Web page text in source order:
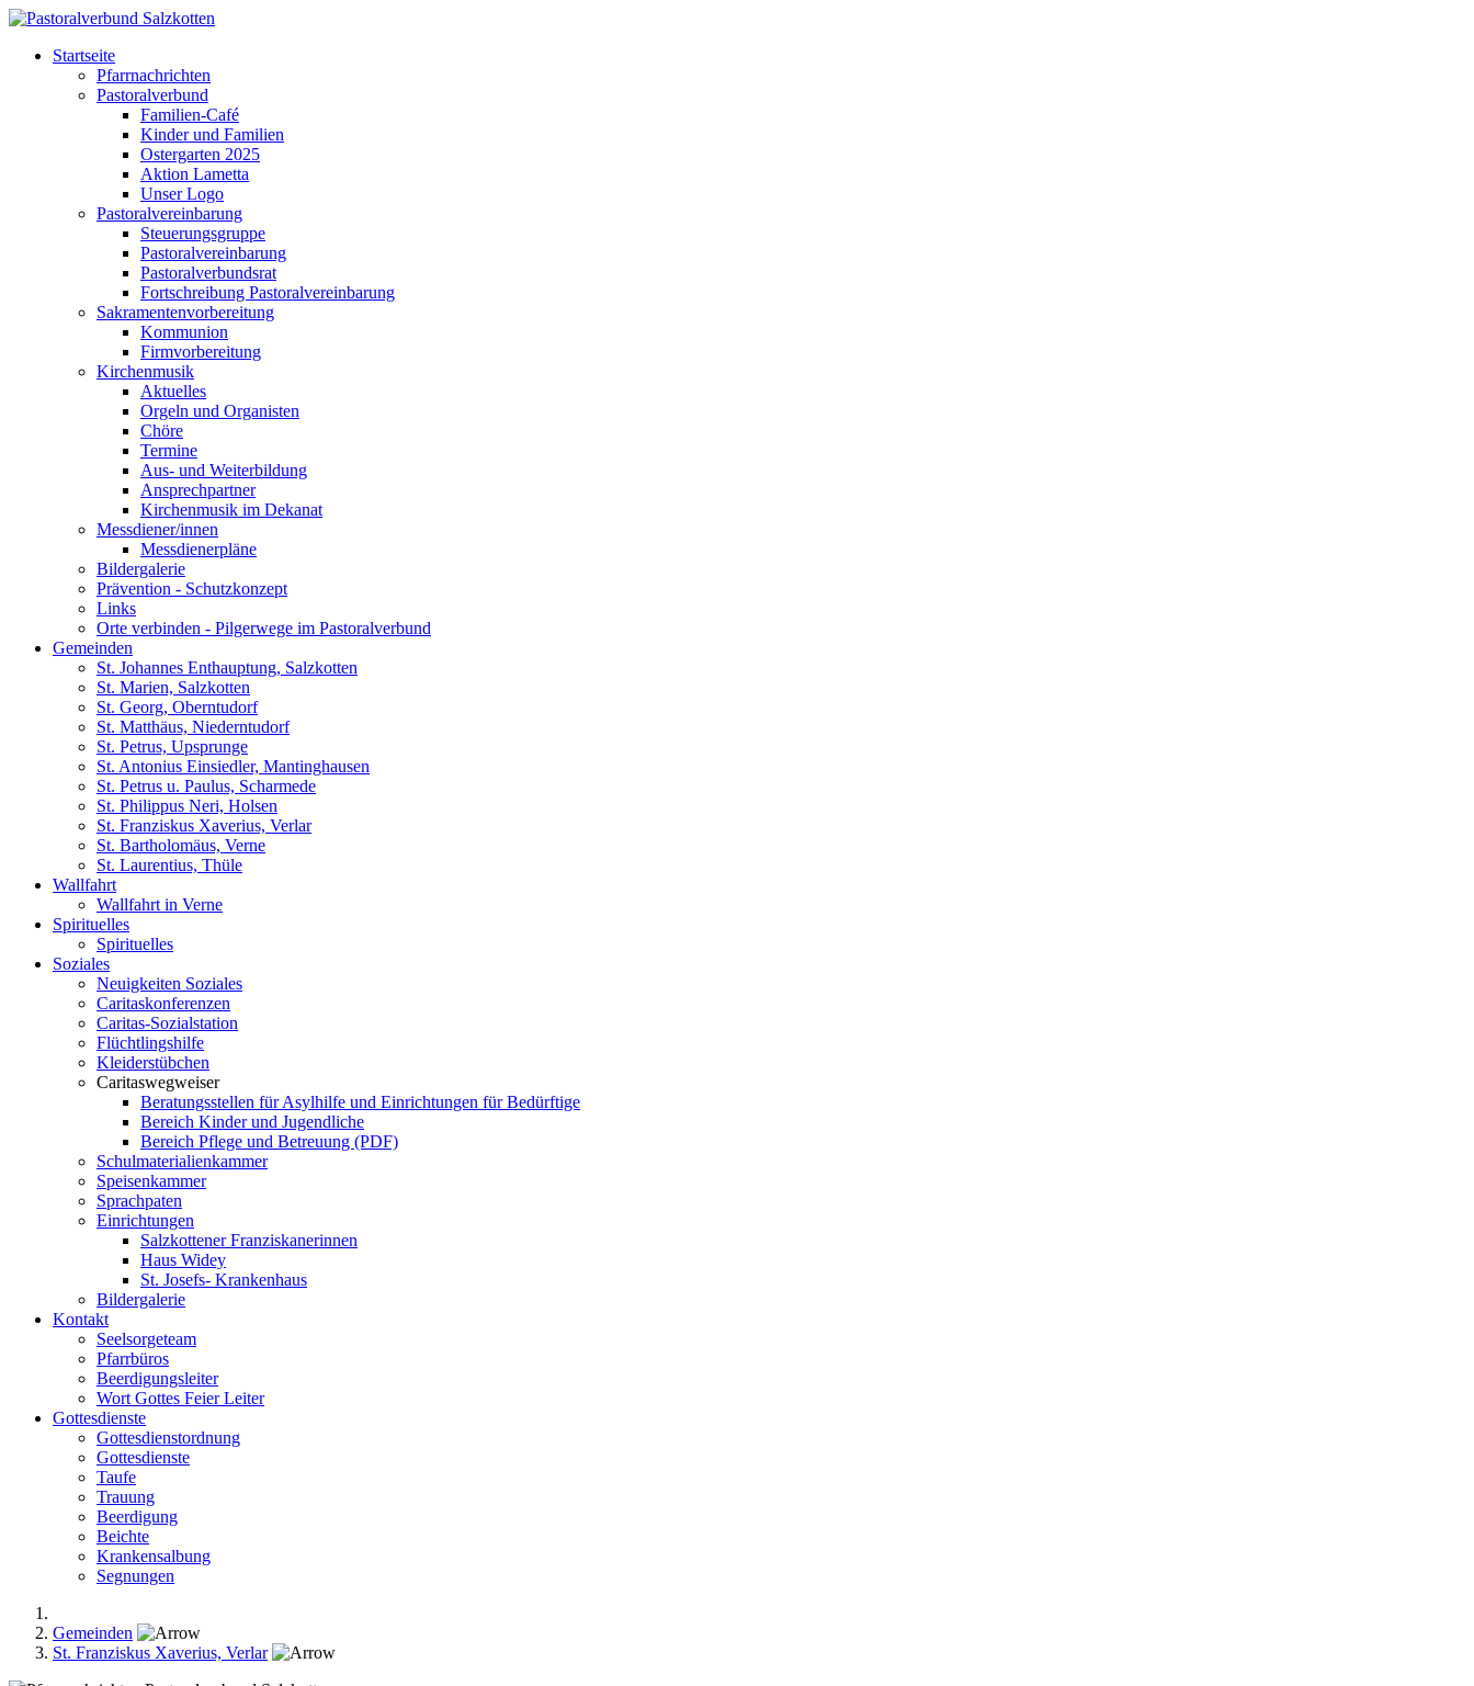
Startseite
Pfarrnachrichten
Pastoralverbund
Familien-Café
Kinder und Familien
Ostergarten 2025
Aktion Lametta
Unser Logo
Pastoralvereinbarung
Steuerungsgruppe
Pastoralvereinbarung
Pastoralverbundsrat
Fortschreibung Pastoralvereinbarung
Sakramentenvorbereitung
Kommunion
Firmvorbereitung
Kirchenmusik
Aktuelles
Orgeln und Organisten
Chöre
Termine
Aus- und Weiterbildung
Ansprechpartner
Kirchenmusik im Dekanat
Messdiener/innen
Messdienerpläne
Bildergalerie
Prävention - Schutzkonzept
Links
Orte verbinden - Pilgerwege im Pastoralverbund
Gemeinden
St. Johannes Enthauptung, Salzkotten
St. Marien, Salzkotten
St. Georg, Oberntudorf
St. Matthäus, Niederntudorf
St. Petrus, Upsprunge
St. Antonius Einsiedler, Mantinghausen
St. Petrus u. Paulus, Scharmede
St. Philippus Neri, Holsen
St. Franziskus Xaverius, Verlar
St. Bartholomäus, Verne
St. Laurentius, Thüle
Wallfahrt
Wallfahrt in Verne
Spirituelles
Spirituelles
Soziales
Neuigkeiten Soziales
Caritaskonferenzen
Caritas-Sozialstation
Flüchtlingshilfe
Kleiderstübchen
Caritaswegweiser
Beratungsstellen für Asylhilfe und Einrichtungen für Bedürftige
Bereich Kinder und Jugendliche
Bereich Pflege und Betreuung (PDF)
Schulmaterialienkammer
Speisenkammer
Sprachpaten
Einrichtungen
Salzkottener Franziskanerinnen
Haus Widey
St. Josefs- Krankenhaus
Bildergalerie
Kontakt
Seelsorgeteam
Pfarrbüros
Beerdigungsleiter
Wort Gottes Feier Leiter
Gottesdienste
Gottesdienstordnung
Gottesdienste
Taufe
Trauung
Beerdigung
Beichte
Krankensalbung
Segnungen
Gemeinden
St. Franziskus Xaverius, Verlar